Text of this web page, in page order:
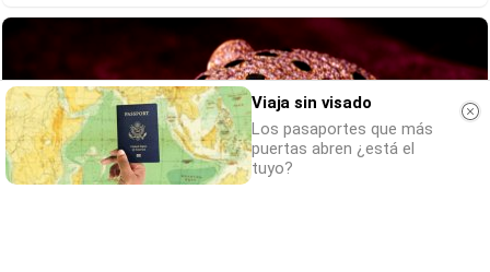
Viaja sin visado
Los pasaportes que más
puertas abren ¿está el
tuyo?